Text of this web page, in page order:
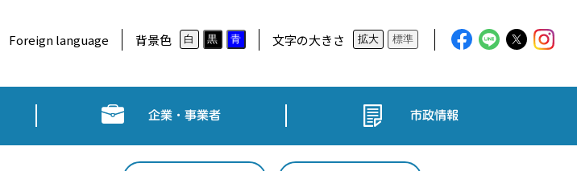
Foreign language 背景色 白 黒 青 文字の大きさ 拡大 標準
企業・事業者 市政情報